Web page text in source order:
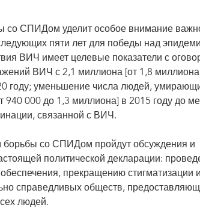
со СПИДом уделит особое внимание
пяти лет для победы над
ВИЧ имеет целевые показатели с
ВИЧ с 2,1 миллиона [от 1,8
году; уменьшение числа людей,
000 до 1,3 миллиона] в 2015 году до
связанной с ВИЧ.
борьбы со СПИДом пройдут обсуждения и
политической декларации:
прекращению стигматизации и
справедливых обществ,
людей.